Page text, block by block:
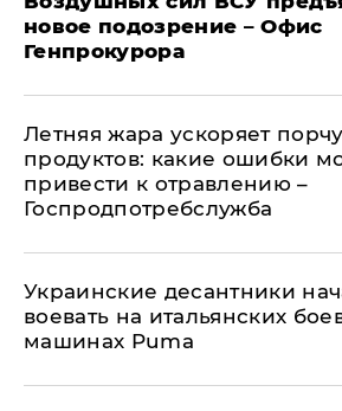
новое подозрение – Офис
Генпрокурора
Летняя жара ускоряет порчу
продуктов: какие ошибки
привести к отравлению –
Госпродпотребслужба
Украинские десантники
воевать на итальянских
машинах Puma